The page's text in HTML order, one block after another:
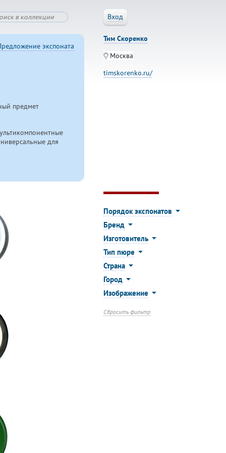
Вход
предмет
для
экспоната
Тим Скоренко
Москва
timskorenko.ru/
Порядок экспонатов
Бренд
Изготовитель
Тип пюре
Страна
Город
Изображение
Сбросить фильтр